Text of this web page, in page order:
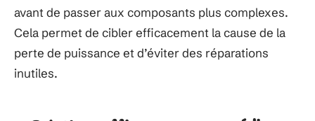
avant de passer aux composants plus complexes.
Cela permet de cibler efficacement la cause de la
perte de puissance et d’éviter des réparations
inutiles.